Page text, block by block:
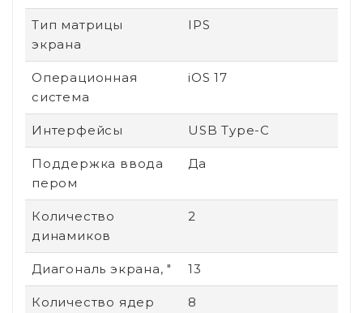
Тип матрицы
экрана
IPS
Операционная
система
iOS 17
Интерфейсы USB Type-C
Поддержка ввода
пером
Да
Количество
динамиков
2
Диагональ экрана, " 13
Количество ядер 8